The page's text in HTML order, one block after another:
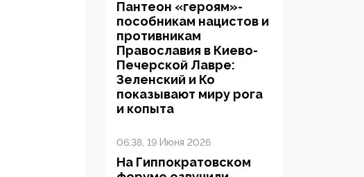
Пантеон «героям»-
пособникам нацистов и
противникам
Православия в Киево-
Печерской Лавре:
Зеленский и Ко
показывают миру рога
и копыта
06:38, 19 Июня 2026
На Гиппократовском